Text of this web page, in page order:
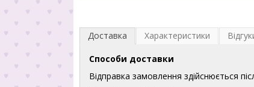
Доставка Характеристики
Способи доставки
Відправка замовлення здійснюється